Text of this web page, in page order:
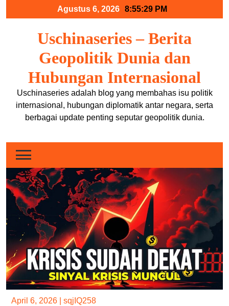
Agustus 6, 2026 8:55:29 PM
Uschinaseries – Berita
Geopolitik Dunia dan
Hubungan Internasional
Uschinaseries adalah blog yang membahas isu politik
internasional, hubungan diplomatik antar negara, serta
berbagai update penting seputar geopolitik dunia.
April 6, 2026 sqjIQ258